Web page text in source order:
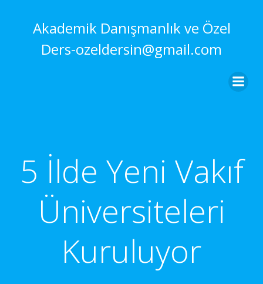
Akademik Danışmanlık ve Özel
Ders-ozeldersin@gmail.com
5 İlde Yeni Vakıf
Üniversiteleri
Kuruluyor